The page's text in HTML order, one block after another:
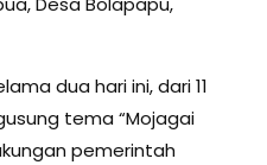
dua hari ini, dari 11
tema “Mojagai
pemerintah